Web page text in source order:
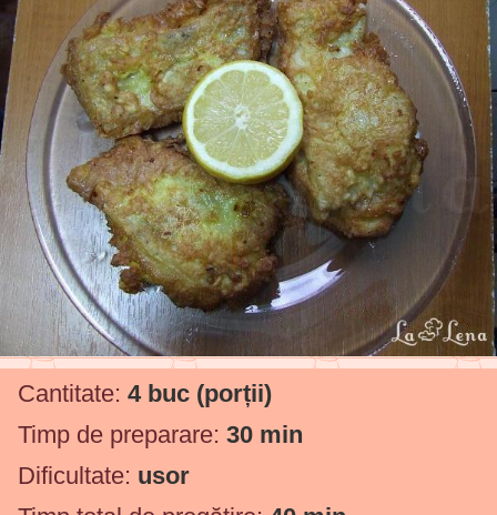
Cantitate: 4 buc (porții)
Timp de preparare: 30 min
Dificultate: usor